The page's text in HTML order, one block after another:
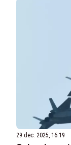
29 dec. 2025, 16:19